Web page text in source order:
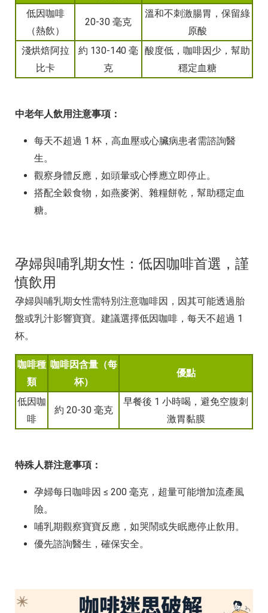
低因咖啡
（熱飲）
20-30 毫克
溫和不刺激腸胃，保留綠
原酸
淺烘焙阿拉
比卡
約 130-140 毫
克
酸度低，咖啡因少，幫助
穩定血糖
中老年人飲用注意事項：
每天不超過 1 杯，高血壓或心臟病患者需諮詢醫
生。
觀察身體反應，如頭暈或心悸應立即停止。
搭配全穀食物，如燕麥粥、雜糧餅乾，幫助穩定血
糖。
孕婦與哺乳期女性：低因咖啡首選，謹
慎飲用
孕婦與哺乳期女性需特別注意咖啡因，因其可能透過胎
盤或乳汁影響寶寶。建議選擇低因咖啡，每天不超過 1
杯。
咖啡種
類
咖啡因含量（每
杯）
優點
低因咖
啡
約 20-30 毫克
早餐後 1 小時喝，避免空腹刺
激胃黏膜
特殊人群注意事項：
孕婦每日咖啡因 ≤ 200 毫克，超量可能增加流產風
險。
哺乳期觀察寶寶反應，如哭鬧或失眠應停止飲用。
優先諮詢醫生，確保安全。